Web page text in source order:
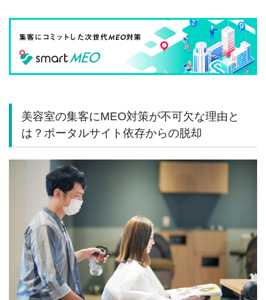
美容室の集客にMEO対策が不可欠な理由と
は？ポータルサイト依存からの脱却